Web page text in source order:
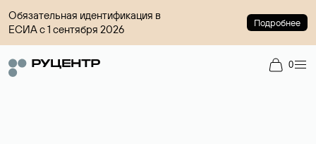
Обязательная идентификация в
ЕСИА с 1 сентября 2026
Подробнее
0